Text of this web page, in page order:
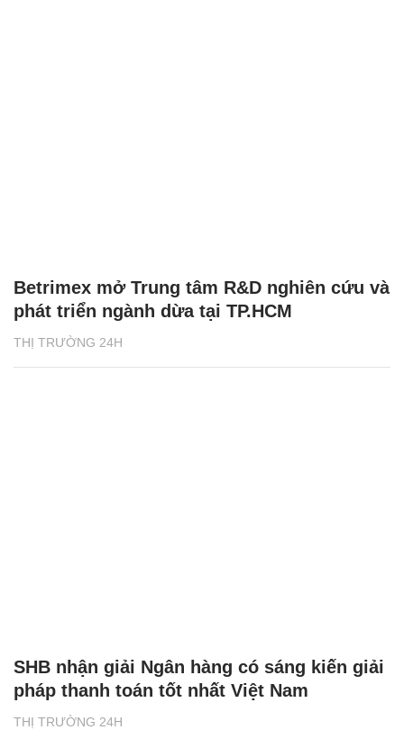
THỊ TRƯỜNG 24H
Betrimex mở Trung tâm R&D nghiên cứu và
phát triển ngành dừa tại TP.HCM
THỊ TRƯỜNG 24H
SHB nhận giải Ngân hàng có sáng kiến giải
pháp thanh toán tốt nhất Việt Nam